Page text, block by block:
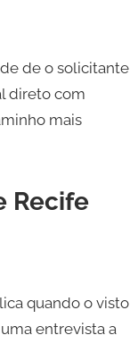
de o solicitante
direto com
mais
Recife
quando o visto
entrevista a